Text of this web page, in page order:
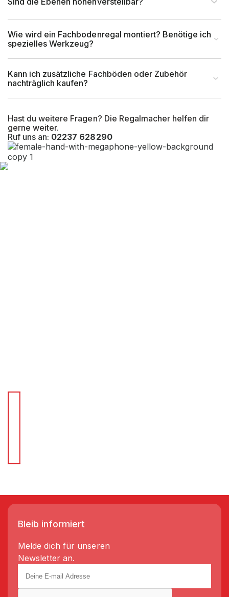
Hast du weitere Fragen? Die Regalmacher helfen dir
gerne weiter.
Ruf uns an: 02237 628290
Wie wird ein Fachbodenregal montiert? Benötige ich
spezielles Werkzeug?
Kann ich zusätzliche Fachböden oder Zubehör
nachträglich kaufen?
Bleib informiert
Melde dich für unseren
Newsletter an.